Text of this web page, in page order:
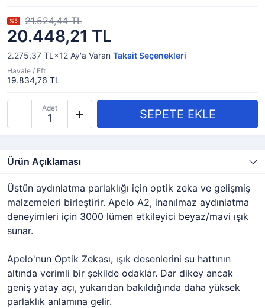
20.448,21 TL
%5 21.524,44 TL
2.275,37 TL×12 Ay'a Varan Taksit Seçenekleri
Havale / Eft
19.834,76 TL
Adet
Ürün Açıklaması
Üstün aydınlatma parlaklığı için optik zeka ve gelişmiş
malzemeleri birleştirir. Apelo A2, inanılmaz aydınlatma
deneyimleri için 3000 lümen etkileyici beyaz/mavi ışık
sunar.
Apelo'nun Optik Zekası, ışık desenlerini su hattının
altında verimli bir şekilde odaklar. Dar dikey ancak
geniş yatay açı, yukarıdan bakıldığında daha yüksek
parlaklık anlamına gelir.